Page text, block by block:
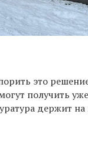
это
получить
держит на